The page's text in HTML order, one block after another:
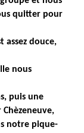
quitter pour
assez douce,
nous
puis une
notre pique-